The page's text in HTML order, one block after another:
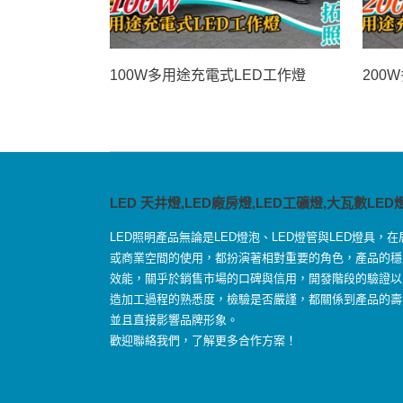
100W多用途充電式LED工作燈
LED 天井燈,LED廠房燈,LED工礦燈,大瓦數LED
LED照明產品無論是LED燈泡、LED燈管與LED燈具，在
或商業空間的使用，都扮演著相對重要的角色，產品的
效能，關乎於銷售市場的口碑與信用，開發階段的驗證
造加工過程的熟悉度，檢驗是否嚴謹，都關係到產品的
並且直接影響品牌形象。
歡迎聯絡我們，了解更多合作方案！